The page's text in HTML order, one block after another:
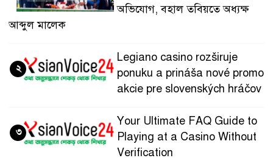
অভিযোগ, বহাল তবিয়তে অধ্যক্ষ
আব্দুল মালেক
Legiano casino rozširuje
ponuku a prináša nové promo
akcie pre slovenských hráčov
২
Your Ultimate FAQ Guide to
Playing at a Casino Without
Verification
৩